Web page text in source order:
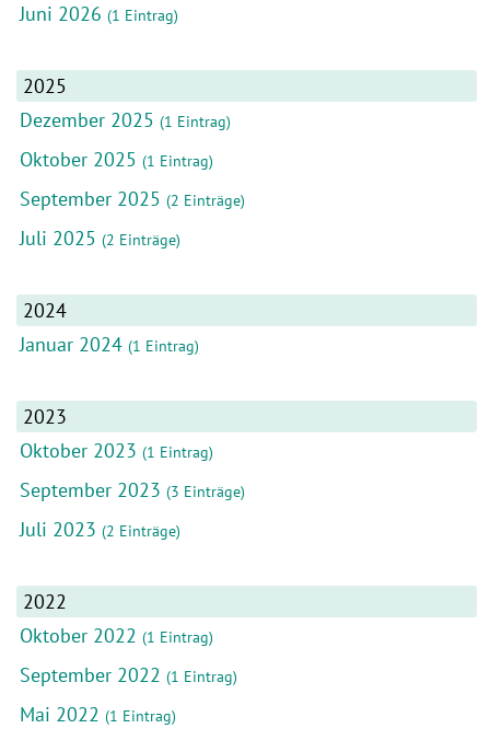
Juni 2026 (1 Eintrag)
2025
Dezember 2025 (1 Eintrag)
Oktober 2025 (1 Eintrag)
September 2025 (2 Einträge)
Juli 2025 (2 Einträge)
2024
Januar 2024 (1 Eintrag)
2023
Oktober 2023 (1 Eintrag)
September 2023 (3 Einträge)
Juli 2023 (2 Einträge)
2022
Oktober 2022 (1 Eintrag)
September 2022 (1 Eintrag)
Mai 2022 (1 Eintrag)